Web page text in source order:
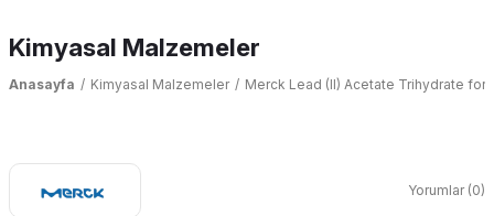
Kimyasal Malzemeler
Anasayfa Kimyasal Malzemeler Merck Lead (II) Acetate Trihydrate for
Yorumlar (0)